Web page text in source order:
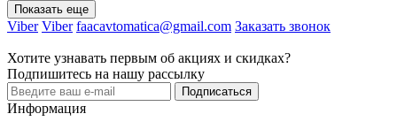
Показать еще
Viber Viber faacavtomatica@gmail.com Заказать звонок
Хотите узнавать первым об акциях и скидках?
Подпишитесь на нашу рассылку
Подписаться
Информация